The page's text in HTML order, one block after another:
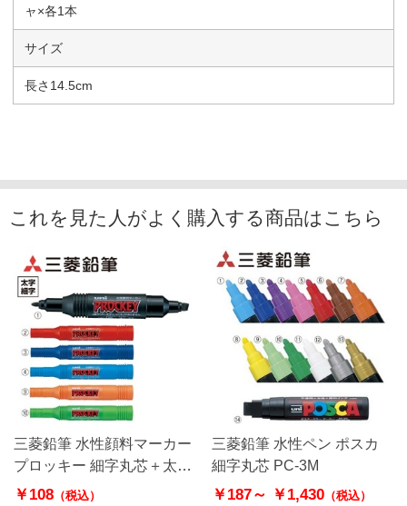
ャ×各1本
サイズ
長さ14.5cm
これを見た人がよく購入する商品はこちら
三菱鉛筆 水性顔料マーカー
プロッキー 細字丸芯＋太字
角芯 PM-150TR
￥108 （税込）
三菱鉛筆 水性ペン ポスカ
細字丸芯 PC-3M
￥187～ ￥1,430（税込）